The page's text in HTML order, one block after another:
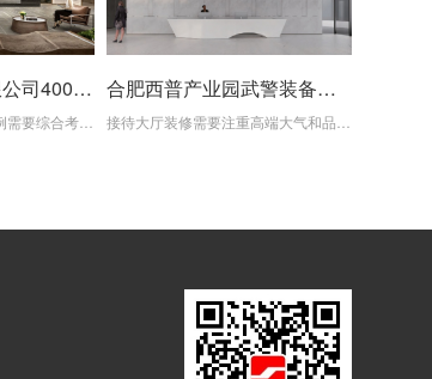
巢湖槐林渔具有限公司4000平方办公楼前台装修案例 合肥西普产业园武警装备新场地接待大厅装修设计案例